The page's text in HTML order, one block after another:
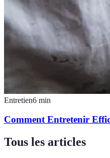
Entretien6 min
Comment Entretenir
Tous les articles